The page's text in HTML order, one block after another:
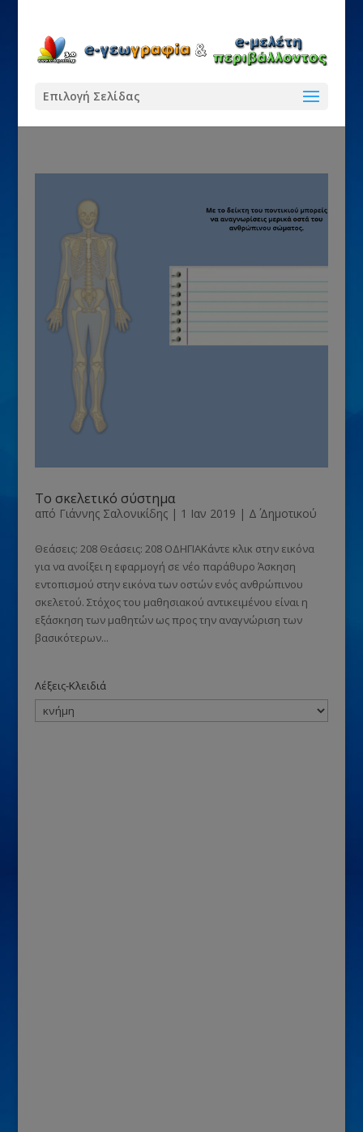
Επιλογή Σελίδας
Το σκελετικό σύστημα
από Γιάννης Σαλονικίδης| 1 Ιαν 2019 | Δ΄ Δημοτικού
Θεάσεις: 208 Θεάσεις: 208 ΟΔΗΓΙΑΚάντε κλικ στην εικόνα
για να ανοίξει η εφαρμογή σε νέο παράθυρο Άσκηση
εντοπισμού στην εικόνα των οστών ενός ανθρώπινου
σκελετού. Στόχος του μαθησιακού αντικειμένου είναι η
εξάσκηση των μαθητών ως προς την αναγνώριση των
βασικότερων...
Λέξεις-Κλειδιά